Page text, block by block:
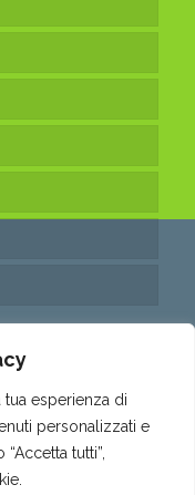
esperienza di
personalizzati e
tutti”,
• REA: SA- 288797 •